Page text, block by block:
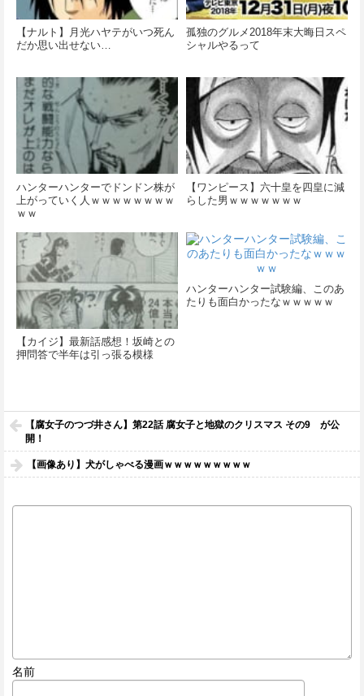
【ナルト】月光ハヤテがいつ死ん
だか思い出せない…
孤独のグルメ2018年末大晦日スペ
シャルやるって
ハンターハンターでドンドン株が
上がっていく人ｗｗｗｗｗｗｗｗ
ｗｗ
【ワンピース】六十皇を四皇に減
らした男ｗｗｗｗｗｗｗ
【カイジ】最新話感想！坂崎との
押問答で半年は引っ張る模様
ハンターハンター試験編、このあ
たりも面白かったなｗｗｗｗｗ
【腐女子のつづ井さん】第22話 腐女子と地獄のクリスマス その9 が公
開！
【画像あり】犬がしゃべる漫画ｗｗｗｗｗｗｗｗｗ
名前